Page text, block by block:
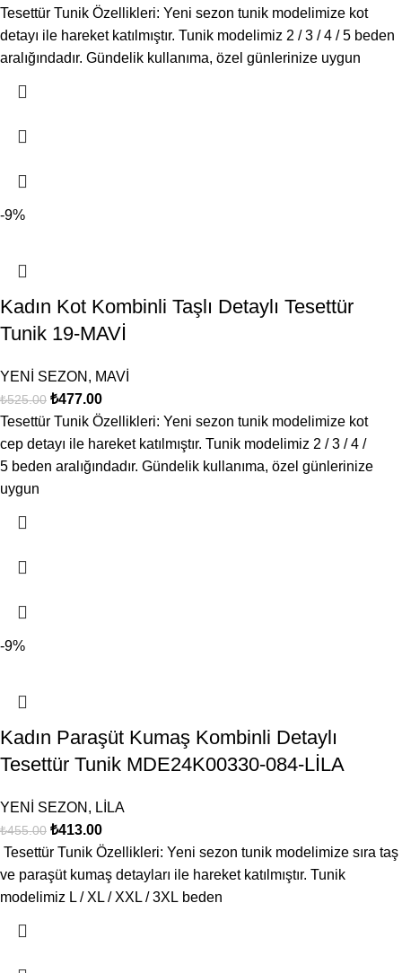
Tesettür Tunik Özellikleri: Yeni sezon tunik modelimize kot
detayı ile hareket katılmıştır. Tunik modelimiz 2 / 3 / 4 / 5 beden
aralığındadır. Gündelik kullanıma, özel günlerinize uygun
-9%
Kadın Kot Kombinli Taşlı Detaylı Tesettür
Tunik 19-MAVİ
YENİ SEZON , MAVİ
₺525.00 ₺477.00
Tesettür Tunik Özellikleri: Yeni sezon tunik modelimize kot
cep detayı ile hareket katılmıştır. Tunik modelimiz 2 / 3 / 4 /
5 beden aralığındadır. Gündelik kullanıma, özel günlerinize
uygun
-9%
Kadın Paraşüt Kumaş Kombinli Detaylı
Tesettür Tunik MDE24K00330-084-LİLA
YENİ SEZON , LİLA
₺455.00 ₺413.00
Tesettür Tunik Özellikleri: Yeni sezon tunik modelimize sıra taş
ve paraşüt kumaş detayları ile hareket katılmıştır. Tunik
modelimiz L / XL / XXL / 3XL beden